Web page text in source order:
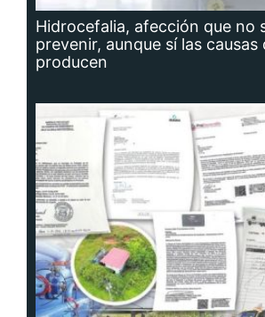
Hidrocefalia, afección que no
prevenir, aunque sí las causas
producen